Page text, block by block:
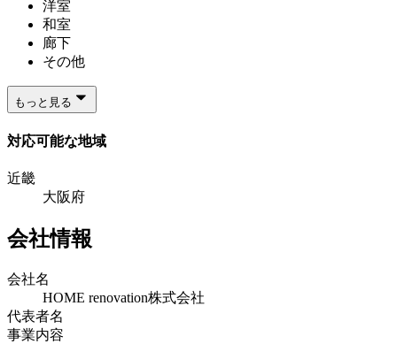
洋室
和室
廊下
その他
もっと見る
対応可能な地域
近畿
大阪府
会社情報
会社名
HOME renovation株式会社
代表者名
事業内容